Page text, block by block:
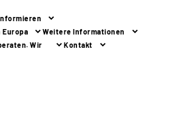
Europa
Weitere Informationen
Wir
Kontakt